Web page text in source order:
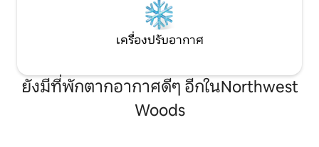
เครื่องปรับอากาศ
ยังมีที่พักตากอากาศดีๆ อีกในNorthwest
Woods